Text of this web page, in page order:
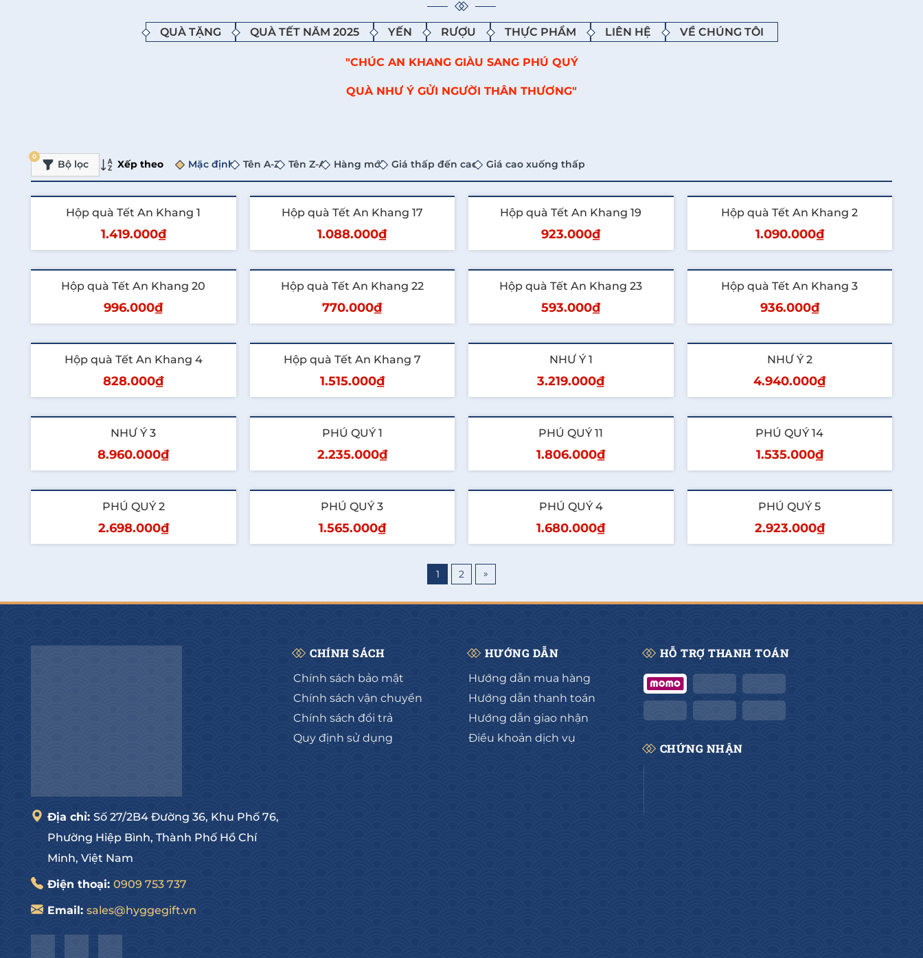
QUÀ TẶNG QUÀ TẾT NĂM 2025 YẾN RƯỢU THỰC PHẨM LIÊN HỆ VỀ CHÚNG TÔI
"CHÚC AN KHANG GIÀU SANG PHÚ QUÝ
QUÀ NHƯ Ý GỬI NGƯỜI THÂN THƯƠNG"
Bộ lọc
0
Xếp theo Mặc định Tên A-Z Tên Z-A Hàng mới Giá thấp đến cao Giá cao xuống thấp
Hộp quà Tết An Khang 1
1.419.000₫
Thêm vào giỏ
Hộp quà Tết An Khang 17
1.088.000₫
Thêm vào giỏ
Hộp quà Tết An Khang 19
923.000₫
Thêm vào giỏ
Hộp quà Tết An Khang 2
1.090.000₫
Thêm vào giỏ
Hộp quà Tết An Khang 20
996.000₫
Thêm vào giỏ
Hộp quà Tết An Khang 22
770.000₫
Thêm vào giỏ
Hộp quà Tết An Khang 23
593.000₫
Thêm vào giỏ
Hộp quà Tết An Khang 3
936.000₫
Thêm vào giỏ
Hộp quà Tết An Khang 4
828.000₫
Thêm vào giỏ
Hộp quà Tết An Khang 7
1.515.000₫
Thêm vào giỏ
NHƯ Ý 1
3.219.000₫
Thêm vào giỏ
NHƯ Ý 2
4.940.000₫
Thêm vào giỏ
NHƯ Ý 3
8.960.000₫
Thêm vào giỏ
PHÚ QUÝ 1
2.235.000₫
Thêm vào giỏ
PHÚ QUÝ 11
1.806.000₫
Thêm vào giỏ
PHÚ QUÝ 14
1.535.000₫
Thêm vào giỏ
PHÚ QUÝ 2
2.698.000₫
PHÚ QUÝ 3
1.565.000₫
PHÚ QUÝ 4
1.680.000₫
PHÚ QUÝ 5
2.923.000₫
1
2 »
Địa chỉ: Số 27/2B4 Đường 36, Khu Phố 76,
Phường Hiệp Bình, Thành Phố Hồ Chí
Minh, Việt Nam
Điện thoại: 0909 753 737
Email: sales@hyggegift.vn
CHÍNH SÁCH
Chính sách bảo mật
Chính sách vận chuyển
Chính sách đổi trả
Quy định sử dụng
HƯỚNG DẪN
Hướng dẫn mua hàng
Hướng dẫn thanh toán
Hướng dẫn giao nhận
Điều khoản dịch vụ
HỖ TRỢ THANH TOÁN
CHỨNG NHẬN